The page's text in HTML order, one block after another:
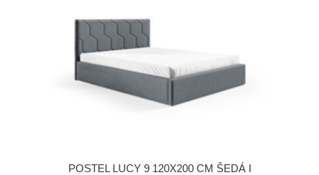
POSTEL LUCY 9 120X200 CM ŠEDÁ I